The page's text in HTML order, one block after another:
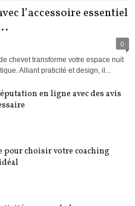
l’accessoire essentiel
0
chevet transforme votre espace nuit
Alliant praticité et design, il...
en ligne avec des avis
pour choisir votre coaching